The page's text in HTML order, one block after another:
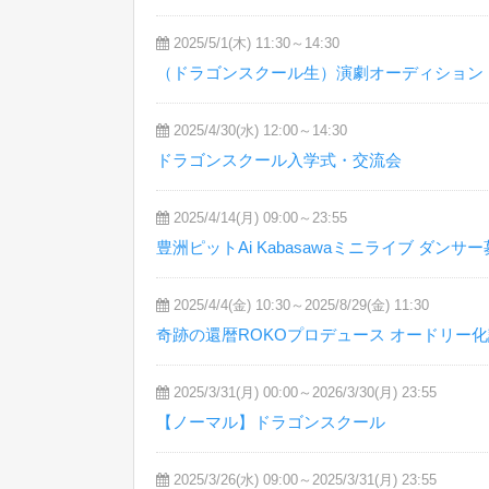
2025/5/1(木) 11:30～14:30
（ドラゴンスクール生）演劇オーディション
2025/4/30(水) 12:00～14:30
ドラゴンスクール入学式・交流会
2025/4/14(月) 09:00～23:55
豊洲ピットAi Kabasawaミニライブ ダンサー
2025/4/4(金) 10:30～2025/8/29(金) 11:30
奇跡の還暦ROKOプロデュース オードリー
2025/3/31(月) 00:00～2026/3/30(月) 23:55
【ノーマル】ドラゴンスクール
2025/3/26(水) 09:00～2025/3/31(月) 23:55